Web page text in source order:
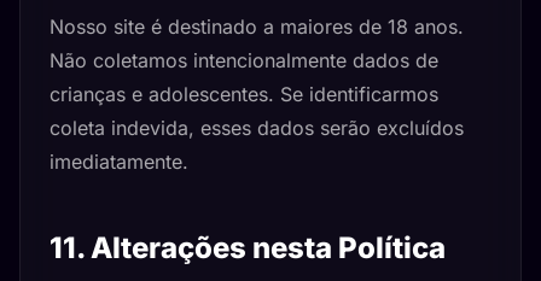
Nosso site é destinado a maiores de 18 anos.
Não coletamos intencionalmente dados de
crianças e adolescentes. Se identificarmos
coleta indevida, esses dados serão excluídos
imediatamente.
11. Alterações nesta Política